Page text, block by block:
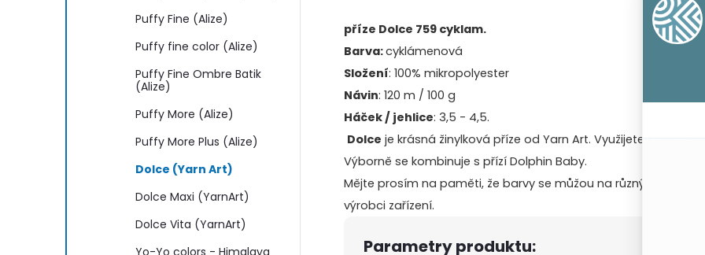
Puffy Fine (Alize)
Puffy fine color (Alize)
Puffy Fine Ombre Batik
(Alize)
Puffy More (Alize)
Puffy More Plus (Alize)
Dolce (Yarn Art)
Dolce Maxi (YarnArt)
Dolce Vita (YarnArt)
Yo-Yo colors - Himalaya
příze Dolce 759 cyklam.
Barva:cyklámenová
Složení: 100% mikropolyester
Návin: 120 m / 100 g
Háček / jehlice: 3,5 - 4,5.
Dolce je krásná žinylková příze od Yarn Art. Využijete ji na
Výborně se kombinuje s přízí Dolphin Baby.
Mějte prosím na paměti, že barvy se můžou na různých
výrobci zařízení.
Parametry produktu: